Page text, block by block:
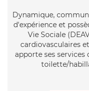
Dynamique,
d'expérience et
Vie Sociale
cardiovasculaires
apporte ses services
toilette/